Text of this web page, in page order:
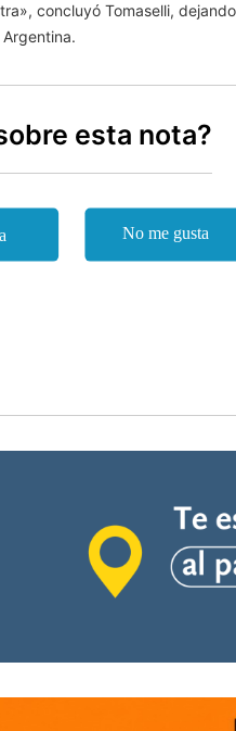
concluyó Tomaselli,
esta nota?